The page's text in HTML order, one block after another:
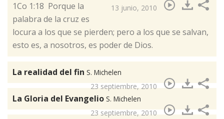
13 junio, 2010
​1Co 1:18 Porque la
palabra de la cruz es
locura a los que se pierden; pero a los que se salvan,
esto es, a nosotros, es poder de Dios.
La realidad del fin S. Michelen
23 septiembre, 2010
La Gloria del Evangelio S. Michelen
23 septiembre, 2010